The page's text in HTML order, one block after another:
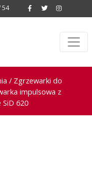
54
/ Zgrzewarki do
impulsowa z
620